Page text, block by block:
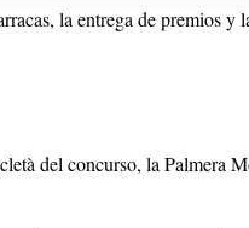
la entrega de premios
del concurso, la Palmera